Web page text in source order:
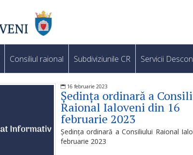
Consiliul raional Subdiviziunile CR Servicii
16 februarie 2023
Ședința ordinară a
Raional Ialoveni din 16
februarie 2023
Ședința ordinară a Consiliului Raional
februarie 2023